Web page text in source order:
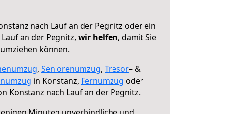
nach Lauf an der Pegnitz oder ein
an der Pegnitz, wir helfen, damit Sie
können.
, Seniorenumzug, Tresor– &
in Konstanz, Fernumzug oder
Konstanz nach Lauf an der Pegnitz.